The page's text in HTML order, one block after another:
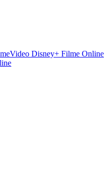
Disney+ Filme Online